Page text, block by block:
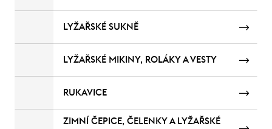
LYŽAŘSKÉ SUKNĚ
LYŽAŘSKÉ MIKINY, ROLÁKY A VESTY
RUKAVICE
ZIMNÍ ČEPICE, ČELENKY A LYŽAŘSKÉ